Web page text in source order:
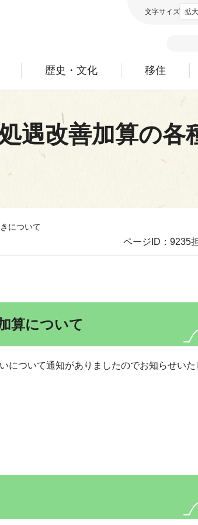
歴史・文化 移住
文字サイズ 拡大
遇改善加算の各
について
ページID：9235
算について
ついて通知がありましたのでお知らせいた